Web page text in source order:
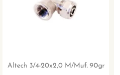
Altech 3/4-20x2,0 M/muf. 90gr